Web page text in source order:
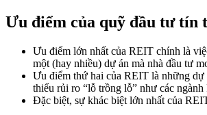
Ưu điểm của quỹ đầu tư tín
Ưu điểm lớn nhất của REIT chính là
một (hay nhiều) dự án mà nhà đầu tư
Ưu điểm thứ hai của REIT là những dự
thiểu rủi ro “lỗ trồng lỗ” như các ngành
Đặc biệt, sự khác biệt lớn nhất của